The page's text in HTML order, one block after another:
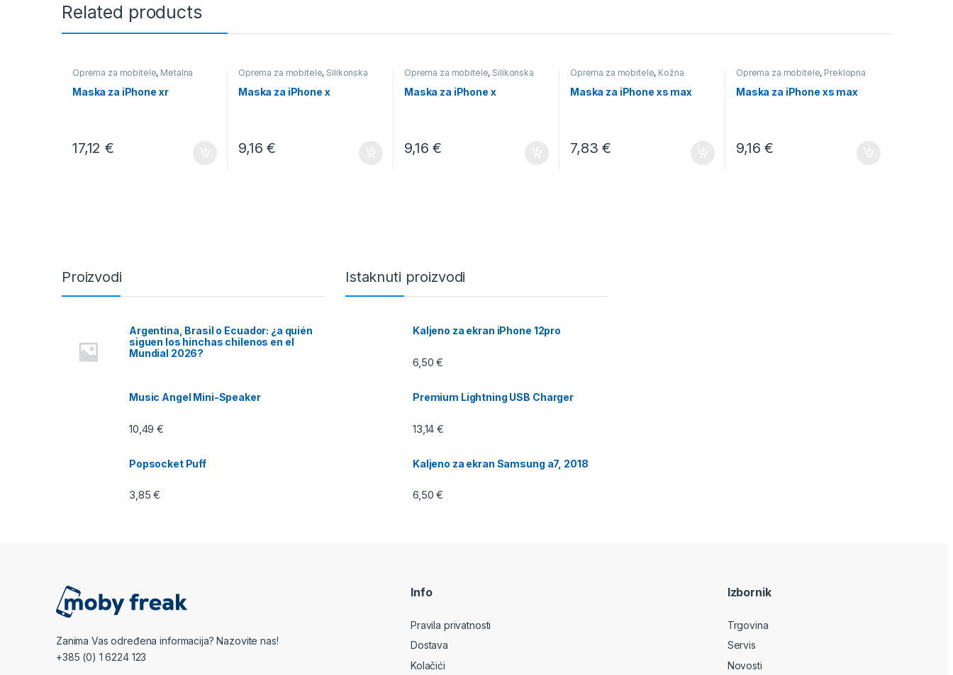
Related products
Oprema za mobitele, Metalna
Maska za iPhone xr
17,12€
Oprema za mobitele, Silikonska
Maska za iPhone x
9,16€
Oprema za mobitele, Silikonska
Maska za iPhone x
9,16€
Oprema za mobitele, Kožna
Maska za iPhone xs max
7,83€
Oprema za mobitele, Preklopna
Maska za iPhone xs max
9,16€
Proizvodi
Argentina, Brasil o Ecuador: ¿a quién
siguen los hinchas chilenos en el
Mundial 2026?
Music Angel Mini-Speaker
10,49€
Popsocket Puff
3,85€
Istaknuti proizvodi
Kaljeno za ekran iPhone 12pro
6,50€
Premium Lightning USB Charger
13,14€
Kaljeno za ekran Samsung a7, 2018
6,50€
Zanima Vas određena informacija? Nazovite nas!
+385 (0) 1 6224 123
Info
Pravila privatnosti
Dostava
Kolačići
Izbornik
Trgovina
Servis
Novosti